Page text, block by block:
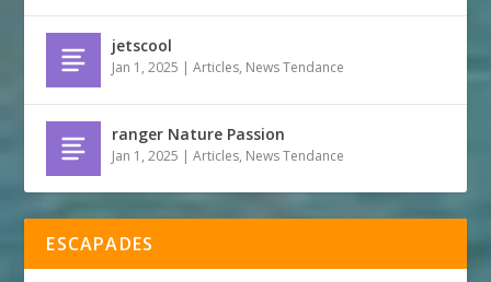
jetscool
Jan 1, 2025 |Articles, News Tendance
ranger Nature Passion
Jan 1, 2025 |Articles, News Tendance
ESCAPADES